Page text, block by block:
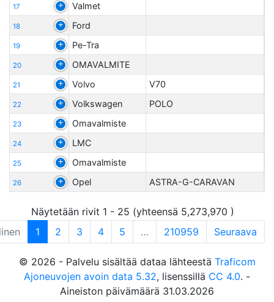
17 Valmet
18 Ford
19 Pe-Tra
20 OMAVALMITE
21 Volvo V70
22 Volkswagen POLO
23 Omavalmiste
24 LMC
25 Omavalmiste
26 Opel ASTRA-G-CARAVAN
Näytetään rivit 1 - 25 (yhteensä 5,273,970 )
1 2 3 4 5 … 210959 Seuraava
© 2026 - Palvelu sisältää dataa lähteestä Traficom
Ajoneuvojen avoin data 5.32, lisenssillä CC 4.0. -
Aineiston päivämäärä 31.03.2026